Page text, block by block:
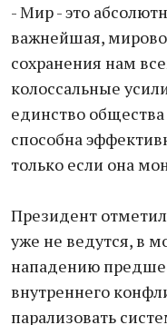
- Мир - это
важнейшая,
сохранения нам
колоссальные
единство общества
способна
только если она
Президент
уже не ведутся, в
нападению
внутреннего
парализовать